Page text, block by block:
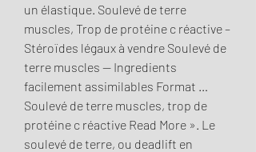
un élastique. Soulevé de terre
muscles, Trop de protéine c réactive –
Stéroïdes légaux à vendre Soulevé de
terre muscles — Ingredients
facilement assimilables Format …
Soulevé de terre muscles, trop de
protéine c réactive Read More ». Le
soulevé de terre, ou deadlift en